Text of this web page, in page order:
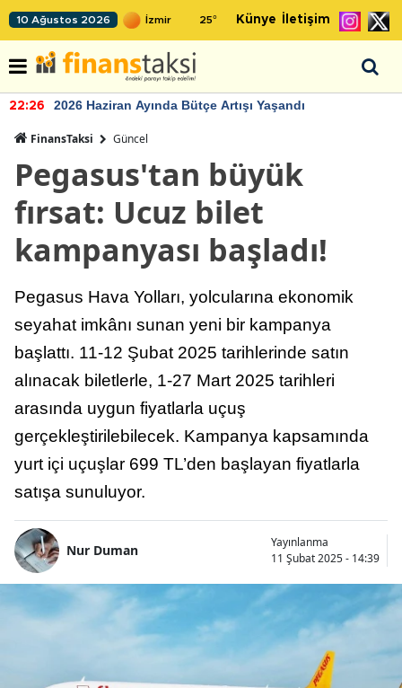
10 Ağustos 2026 25° Künye İletişim
22:26 2026 Haziran Ayında Bütçe Artışı Yaşandı
FinansTaksi Güncel
Pegasus'tan büyük
fırsat: Ucuz bilet
kampanyası başladı!
Pegasus Hava Yolları, yolcularına ekonomik
seyahat imkânı sunan yeni bir kampanya
başlattı. 11-12 Şubat 2025 tarihlerinde satın
alınacak biletlerle, 1-27 Mart 2025 tarihleri
arasında uygun fiyatlarla uçuş
gerçekleştirilebilecek. Kampanya kapsamında
yurt içi uçuşlar 699 TL’den başlayan fiyatlarla
satışa sunuluyor.
Nur Duman
Yayınlanma
11 Şubat 2025 - 14:39